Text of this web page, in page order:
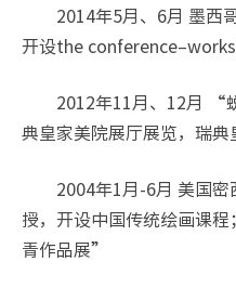
2014年5月、6月 墨西
开设the
2012年11月、12月
典皇家美院展厅展览，瑞
2004年1月-6月 美国
授，开设中国传统绘画课
青作品展”